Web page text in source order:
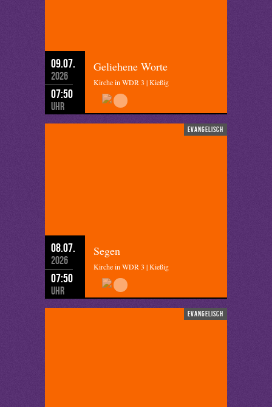
09.07.
2026
07:50
Uhr
Geliehene Worte
Kirche in WDR 3 | Kießig
evangelisch
08.07.
2026
07:50
Uhr
Segen
Kirche in WDR 3 | Kießig
evangelisch